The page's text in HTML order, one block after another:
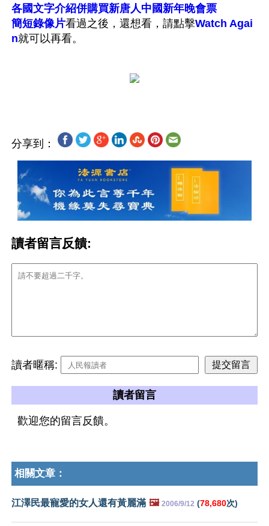
各國文字介紹併購買新唐人中國新年晚會票
簡短錄像片看過之後，還想看，請點擊Watch Agai
n就可以再看。
分享到：
讀者留言反饋:
讀者暱稱:
讀者留言
歡迎您的留言反饋。
相關文章：
江澤民最寵愛的女人還有黃麗滿 🖼️ 2006/9/12 (78,680次)